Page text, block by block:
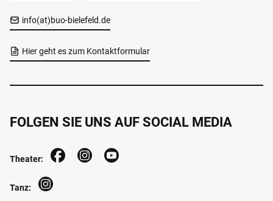
info(at)buo-bielefeld.de
Hier geht es zum Kontaktformular
FOLGEN SIE UNS AUF SOCIAL MEDIA
Theater:
Tanz: